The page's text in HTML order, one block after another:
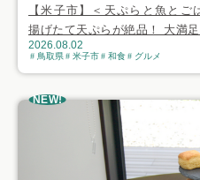
【米子市】＜天ぷらと魚と
揚げたて天ぷらが絶品！ 大満
2026.08.02
鳥取県 米子市 和食 グルメ
NEW!